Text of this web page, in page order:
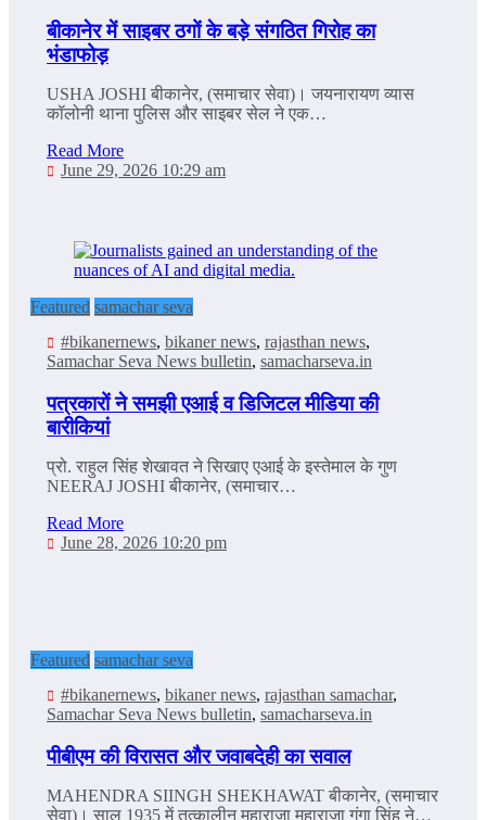
बीकानेर में साइबर ठगों के बड़े संगठित गिरोह का
भंडाफोड़
USHA JOSHI बीकानेर, (समाचार सेवा)। जयनारायण व्‍यास
कॉलोनी थाना पुलिस और साइबर सेल ने एक…
Read More
June 29, 2026 10:29 am
Featured samachar seva
#bikanernews, bikaner news, rajasthan news,
Samachar Seva News bulletin, samacharseva.in
पत्रकारों ने समझी एआई व डिजिटल मीडिया की
बारीकियां
प्रो. राहुल सिंह शेखावत ने सिखाए एआई के इस्‍तेमाल के गुण
NEERAJ JOSHI बीकानेर, (समाचार…
Read More
June 28, 2026 10:20 pm
Featured samachar seva
#bikanernews, bikaner news, rajasthan samachar,
Samachar Seva News bulletin, samacharseva.in
पीबीएम की विरासत और जवाबदेही का सवाल
MAHENDRA SIINGH SHEKHAWAT बीकानेर, (समाचार
सेवा)। साल 1935 में तत्कालीन महाराजा महाराजा गंगा सिंह ने…